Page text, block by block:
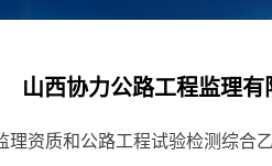
山西协力公路工程监理有
资质和公路工程试验检测综